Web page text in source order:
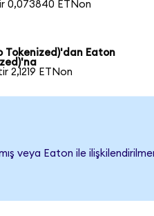
0,073840 ETNon
Tokenized)'dan Eaton
2,1219 ETNon
veya Eaton ile